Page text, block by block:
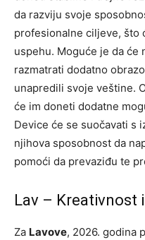
da razviju svoje
profesionalne ciljeve, što
uspehu. Moguće je da će
razmatrati dodatno
unapredili svoje veštine.
će im doneti dodatne
Device će se suočavati s
njihova sposobnost da
pomoći da prevaziđu te
Lav – Kreativnost
Za Lavove, 2026. godina